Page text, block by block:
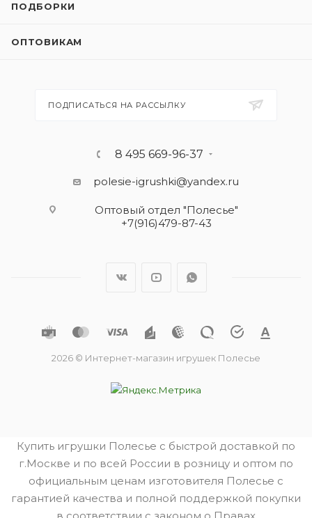
ПОДБОРКИ
ОПТОВИКАМ
ПОДПИСАТЬСЯ НА РАССЫЛКУ
8 495 669-96-37
polesie-igrushki@yandex.ru
Оптовый отдел "Полесье"
+7(916)479-87-43
2026 © Интернет-магазин игрушек Полесье
Купить игрушки Полесье с быстрой доставкой по
г.Москве и по всей России в розницу и оптом по
официальным ценам изготовителя Полесье с
гарантией качества и полной поддержкой покупки